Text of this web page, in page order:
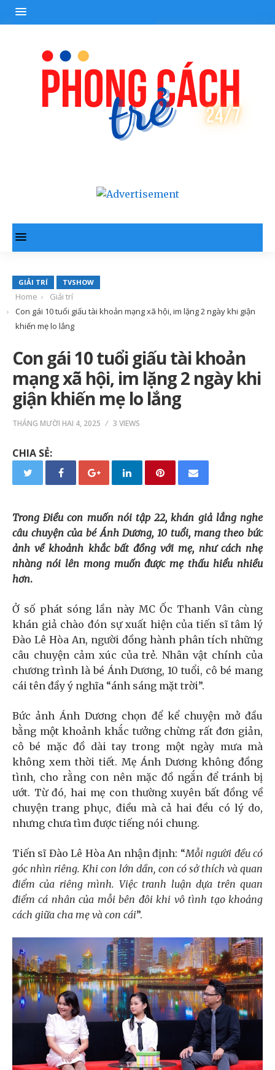
GIẢI TRÍ TVSHOW
Home
Giải trí
Con gái 10 tuổi giấu tài khoản mạng xã hội, im lặng 2 ngày khi giận
khiến mẹ lo lắng
Con gái 10 tuổi giấu tài khoản
mạng xã hội, im lặng 2 ngày khi
giận khiến mẹ lo lắng
THÁNG MƯỜI HAI 4, 2025 3 VIEWS
CHIA SẺ:
Trong Điều con muốn nói tập 22, khán giả lắng nghe
câu chuyện của bé Ánh Dương, 10 tuổi, mang theo bức
ảnh về khoảnh khắc bất đồng với mẹ, như cách nhẹ
nhàng nói lên mong muốn được mẹ thấu hiểu nhiều
hơn.
Ở số phát sóng lần này MC Ốc Thanh Vân cùng
khán giả chào đón sự xuất hiện của tiến sĩ tâm lý
Đào Lê Hòa An, người đồng hành phân tích những
câu chuyện cảm xúc của trẻ. Nhân vật chính của
chương trình là bé Ánh Dương, 10 tuổi, cô bé mang
cái tên đầy ý nghĩa “ánh sáng mặt trời”.
Bức ảnh Ánh Dương chọn để kể chuyện mở đầu
bằng một khoảnh khắc tưởng chừng rất đơn giản,
cô bé mặc đồ dài tay trong một ngày mưa mà
không xem thời tiết. Mẹ Ánh Dương không đồng
tình, cho rằng con nên mặc đồ ngắn để tránh bị
ướt. Từ đó, hai mẹ con thường xuyên bất đồng về
chuyện trang phục, điều mà cả hai đều có lý do,
nhưng chưa tìm được tiếng nói chung.
Tiến sĩ Đào Lê Hòa An nhận định: “Mỗi người đều có
góc nhìn riêng. Khi con lớn dần, con có sở thích và quan
điểm của riêng mình. Việc tranh luận dựa trên quan
điểm cá nhân của mỗi bên đôi khi vô tình tạo khoảng
cách giữa cha mẹ và con cái”.